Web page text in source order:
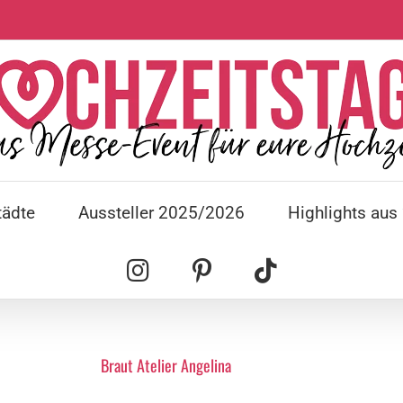
Aussteller 2025/2026 Highlights
Braut Atelier Angelina